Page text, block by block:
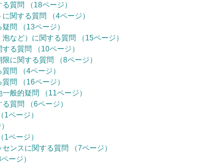
質問 （18ページ）
関する質問 （4ページ）
問 （13ページ）
など）に関する質問 （15ページ）
る質問 （10ページ）
に関する質問 （8ページ）
問 （4ページ）
問 （16ページ）
般的疑問 （11ページ）
質問 （6ページ）
ページ）
ページ）
ンスに関する質問 （7ページ）
ージ）